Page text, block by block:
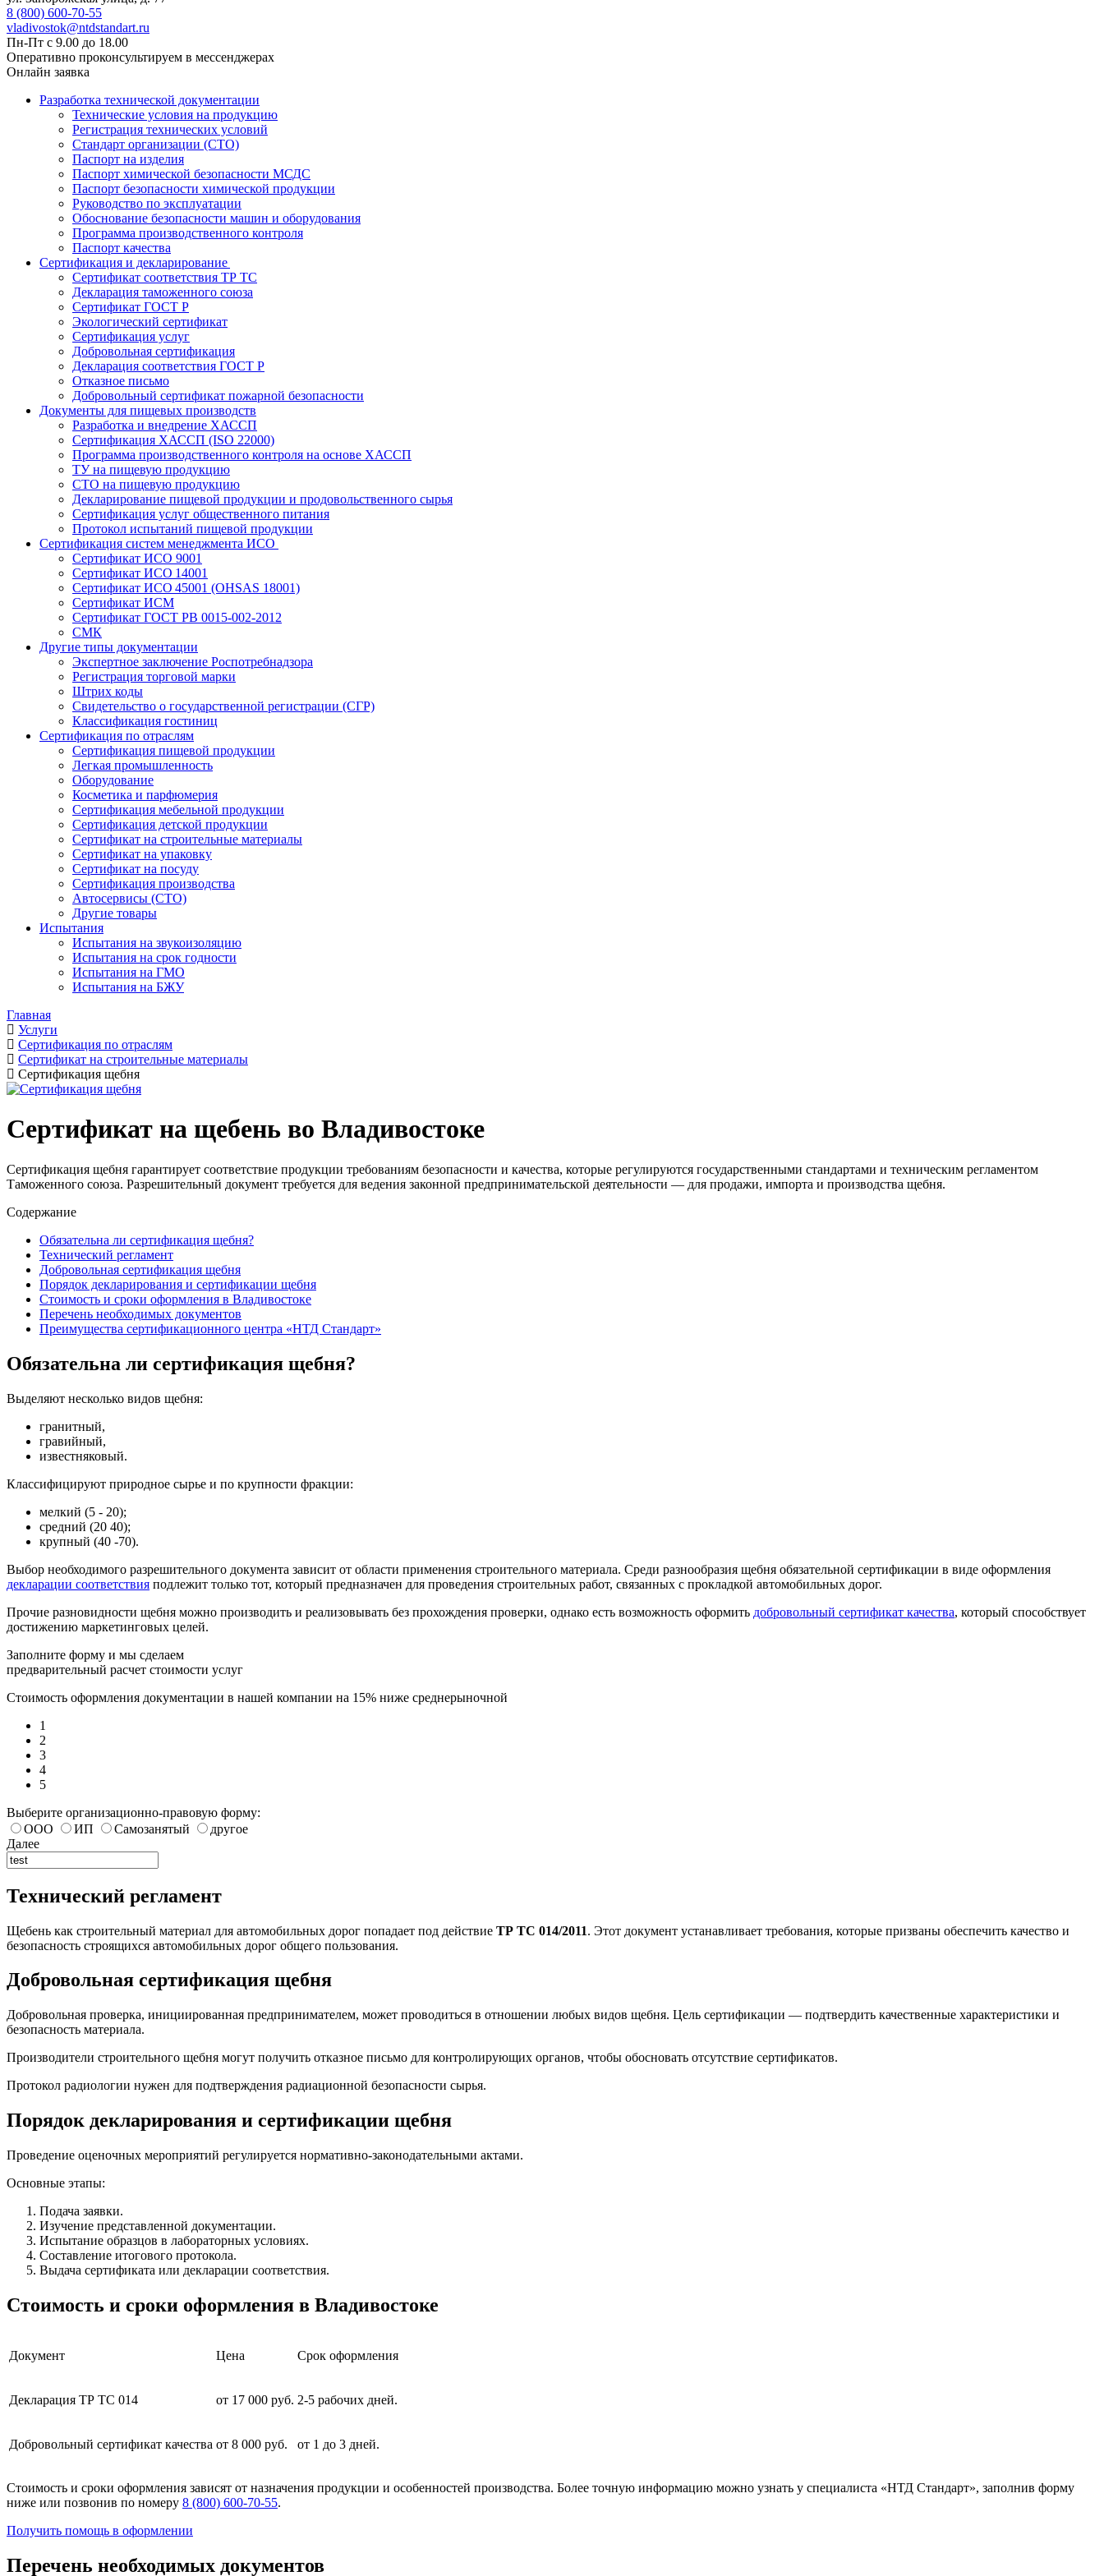
8 (800) 600-70-55
vladivostok@ntdstandart.ru
Пн-Пт с 9.00 до 18.00
Оперативно проконсультируем в мессенджерах
Онлайн заявка
Разработка технической документации
Технические условия на продукцию
Регистрация технических условий
Стандарт организации (СТО)
Паспорт на изделия
Паспорт химической безопасности МСДС
Паспорт безопасности химической продукции
Руководство по эксплуатации
Обоснование безопасности машин и оборудования
Программа производственного контроля
Паспорт качества
Сертификация и декларирование
Сертификат соответствия ТР ТС
Декларация таможенного союза
Сертификат ГОСТ Р
Экологический сертификат
Сертификация услуг
Добровольная сертификация
Декларация соответствия ГОСТ Р
Отказное письмо
Добровольный сертификат пожарной безопасности
Документы для пищевых производств
Разработка и внедрение ХАССП
Сертификация ХАССП (ISO 22000)
Программа производственного контроля на основе ХАССП
ТУ на пищевую продукцию
СТО на пищевую продукцию
Декларирование пищевой продукции и продовольственного сырья
Сертификация услуг общественного питания
Протокол испытаний пищевой продукции
Сертификация систем менеджмента ИСО
Сертификат ИСО 9001
Сертификат ИСО 14001
Сертификат ИСО 45001 (OHSAS 18001)
Сертификат ИСМ
Сертификат ГОСТ РВ 0015-002-2012
СМК
Другие типы документации
Экспертное заключение Роспотребнадзора
Регистрация торговой марки
Штрих коды
Свидетельство о государственной регистрации (СГР)
Классификация гостиниц
Сертификация по отраслям
Сертификация пищевой продукции
Легкая промышленность
Оборудование
Косметика и парфюмерия
Сертификация мебельной продукции
Сертификация детской продукции
Сертификат на строительные материалы
Сертификат на упаковку
Сертификат на посуду
Сертификация производства
Автосервисы (СТО)
Другие товары
Испытания
Испытания на звукоизоляцию
Испытания на срок годности
Испытания на ГМО
Испытания на БЖУ
Главная
Услуги
Сертификация по отраслям
Сертификат на строительные материалы
Сертификация щебня
Сертификат на щебень во Владивостоке
Сертификация щебня гарантирует соответствие продукции требованиям безопасности и качества, которые регулируются государственными стандартами и техническим регламентом
Таможенного союза. Разрешительный документ требуется для ведения законной предпринимательской деятельности — для продажи, импорта и производства щебня.
Содержание
Обязательна ли сертификация щебня?
Технический регламент
Добровольная сертификация щебня
Порядок декларирования и сертификации щебня
Стоимость и сроки оформления в Владивостоке
Перечень необходимых документов
Преимущества сертификационного центра «НТД Стандарт»
Обязательна ли сертификация щебня?
Выделяют несколько видов щебня:
гранитный,
гравийный,
известняковый.
Классифицируют природное сырье и по крупности фракции:
мелкий (5 - 20);
средний (20 40);
крупный (40 -70).
Выбор необходимого разрешительного документа зависит от области применения строительного материала. Среди разнообразия щебня обязательной сертификации в виде оформления
декларации соответствия подлежит только тот, который предназначен для проведения строительных работ, связанных с прокладкой автомобильных дорог.
Прочие разновидности щебня можно производить и реализовывать без прохождения проверки, однако есть возможность оформить добровольный сертификат качества, который способствует
достижению маркетинговых целей.
Заполните форму и мы сделаем
предварительный расчет стоимости услуг
Стоимость оформления документации в нашей компании на 15% ниже среднерыночной
1
2
3
4
5
Выберите организационно-правовую форму:
ООО
ИП Самозанятый
другое
Далее
Технический регламент
Щебень как строительный материал для автомобильных дорог попадает под действие ТР ТС 014/2011. Этот документ устанавливает требования, которые призваны обеспечить качество и
безопасность строящихся автомобильных дорог общего пользования.
Добровольная сертификация щебня
Добровольная проверка, инициированная предпринимателем, может проводиться в отношении любых видов щебня. Цель сертификации — подтвердить качественные характеристики и
безопасность материала.
Производители строительного щебня могут получить отказное письмо для контролирующих органов, чтобы обосновать отсутствие сертификатов.
Протокол радиологии нужен для подтверждения радиационной безопасности сырья.
Порядок декларирования и сертификации щебня
Проведение оценочных мероприятий регулируется нормативно-законодательными актами.
Основные этапы:
Подача заявки.
Изучение представленной документации.
Испытание образцов в лабораторных условиях.
Составление итогового протокола.
Выдача сертификата или декларации соответствия.
Стоимость и сроки оформления в Владивостоке
Документ Цена Срок оформления
Декларация ТР ТС 014 от 17 000 руб. 2-5 рабочих дней.
Добровольный сертификат качества от 8 000 руб. от 1 до 3 дней.
Стоимость и сроки оформления зависят от назначения продукции и особенностей производства. Более точную информацию можно узнать у специалиста «НТД Стандарт», заполнив форму
ниже или позвонив по номеру 8 (800) 600-70-55.
Получить помощь в оформлении
Перечень необходимых документов